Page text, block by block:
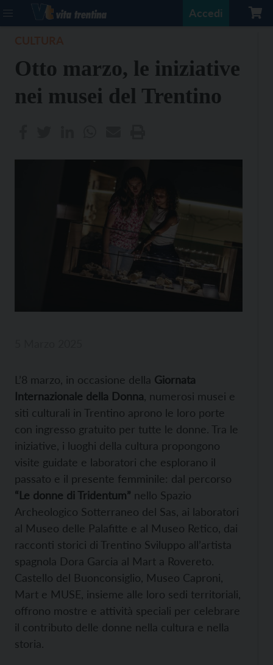
Accedi
Otto marzo, le iniziative
nei musei del Trentino
L’8 marzo, in occasione della Giornata
Internazionale della Donna , numerosi musei e
siti culturali in Trentino aprono le loro porte
con ingresso gratuito per tutte le donne. Tra le
iniziative, i luoghi della cultura propongono
visite guidate e laboratori che esplorano il
passato e il presente femminile: dal percorso
“Le donne di Tridentum” nello Spazio
Archeologico Sotterraneo del Sas, ai laboratori
al Museo delle Palafitte e al Museo Retico, dai
racconti storici di Trentino Sviluppo all’artista
spagnola Dora Garcia al Mart a Rovereto.
Castello del Buonconsiglio, Museo Caproni,
Mart e MUSE, insieme alle loro sedi territoriali,
offrono mostre e attività speciali per celebrare
il contributo delle donne nella cultura e nella
storia.